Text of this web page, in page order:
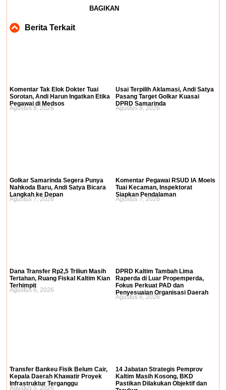
BAGIKAN
Berita Terkait
Komentar Tak Elok Dokter Tuai
Sorotan, Andi Harun Ingatkan Etika
Pegawai di Medsos
Agustus 8, 2026
Usai Terpilih Aklamasi, Andi Satya
Pasang Target Golkar Kuasai
DPRD Samarinda
Agustus 8, 2026
Golkar Samarinda Segera Punya
Nahkoda Baru, Andi Satya Bicara
Langkah ke Depan
Agustus 7, 2026
Komentar Pegawai RSUD IA Moeis
Tuai Kecaman, Inspektorat
Siapkan Pendalaman
Agustus 7, 2026
Dana Transfer Rp2,5 Triliun Masih
Tertahan, Ruang Fiskal Kaltim Kian
Terhimpit
Agustus 6, 2026
DPRD Kaltim Tambah Lima
Raperda di Luar Propemperda,
Fokus Perkuat PAD dan
Penyesuaian Organisasi Daerah
Agustus 6, 2026
Transfer Bankeu Fisik Belum Cair,
Kepala Daerah Khawatir Proyek
Infrastruktur Terganggu
Agustus 5, 2026
14 Jabatan Strategis Pemprov
Kaltim Masih Kosong, BKD
Pastikan Dilakukan Objektif dan